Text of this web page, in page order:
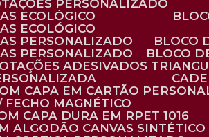
PERSONALIZADO
ECOLÓGICO
ECOLÓGICO
PERSONALIZADO
PERSONALIZADO
BLOCO
ADESIVADOS
CAPA EM CARTÃO
FECHO MAGNÉTICO
CAPA DURA EM RPET 1016
ALGODÃO CANVAS SINTÉTICO